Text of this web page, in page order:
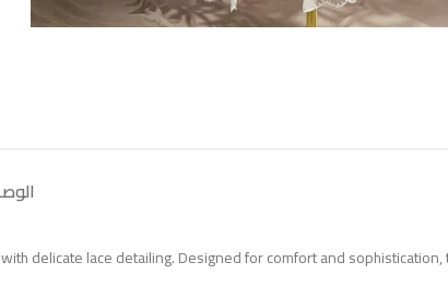
delicate lace detailing. Designed for comfort and